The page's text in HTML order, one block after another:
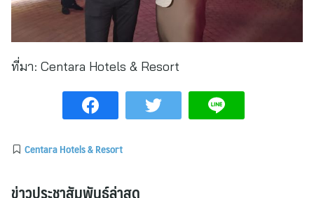
ที่มา: Centara Hotels & Resort
Centara Hotels & Resort
ข่าวประชาสัมพันธ์ล่าสุด